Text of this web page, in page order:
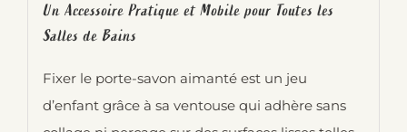
Un Accessoire Pratique et Mobile pour Toutes les
Salles de Bains
Fixer le porte-savon aimanté est un jeu
d’enfant grâce à sa ventouse qui adhère sans